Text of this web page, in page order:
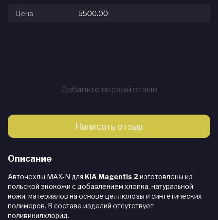
Цена 5500.00
Добавьте первый отзыв
Написать отзыв
Описание
Авточехлы MAX-N для KIA Magentis 2 изготовлены из
польской экокожи с добавлением хлопка, натуральной
кожи, материалов на основе целлюлозы и синтетических
полимеров. В составе изделий отсутствует
поливинилхлорид.